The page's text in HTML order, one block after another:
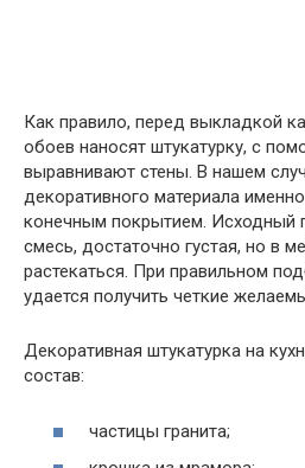
Как правило, перед выкладкой
обоев наносят штукатурку, с
выравнивают стены. В нашем
декоративного материала
конечным покрытием. Исходный
смесь, достаточно густая, но в
растекаться. При правильном
удается получить четкие
Декоративная штукатурка на
состав:
частицы гранита;